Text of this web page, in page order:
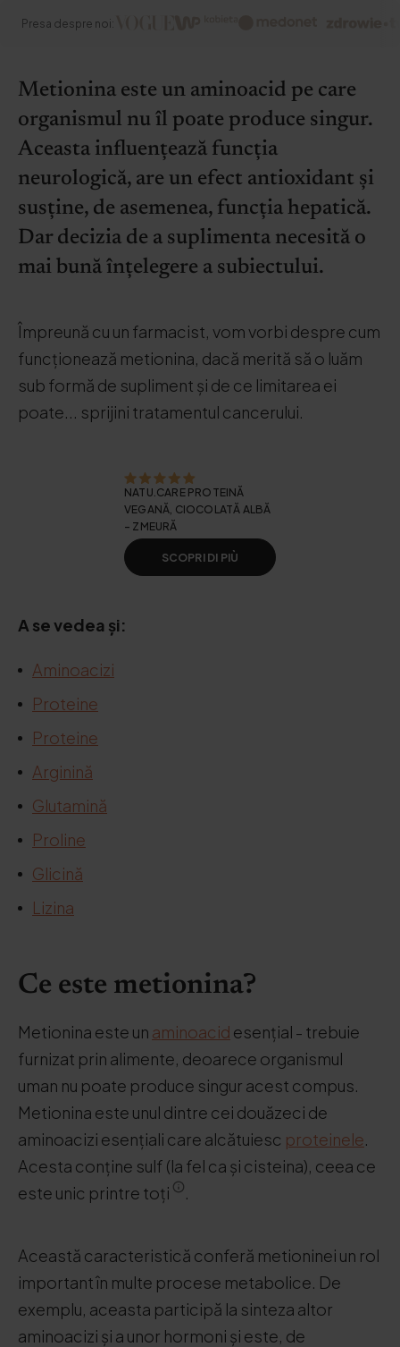
Presa despre noi:
Metionina este un aminoacid pe care
organismul nu îl poate produce singur.
Aceasta influențează funcția
neurologică, are un efect antioxidant și
susține, de asemenea, funcția hepatică.
Dar decizia de a suplimenta necesită o
mai bună înțelegere a subiectului.
Împreună cu un farmacist, vom vorbi despre cum
funcționează metionina, dacă merită să o luăm
sub formă de supliment și de ce limitarea ei
poate... sprijini tratamentul cancerului.
NATU.CARE PROTEINĂ
VEGANĂ, CIOCOLATĂ ALBĂ
- ZMEURĂ
SCOPRI DI PIÙ
A se vedea și:
Aminoacizi
Proteine
Proteine
Arginină
Glutamină
Proline
Glicină
Lizina
Ce este metionina?
Metionina este un aminoacid esențial - trebuie
furnizat prin alimente, deoarece organismul
uman nu poate produce singur acest compus.
Metionina este unul dintre cei douăzeci de
aminoacizi esențiali care alcătuiesc proteinele.
Acesta conține sulf (la fel ca și cisteina), ceea ce
este unic printre toți
.
Această caracteristică conferă metioninei un rol
important în multe procese metabolice. De
exemplu, aceasta participă la sinteza altor
aminoacizi și a unor hormoni și este, de